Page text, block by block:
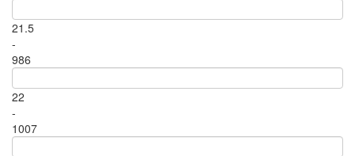
21.5
-
986
22
-
1007